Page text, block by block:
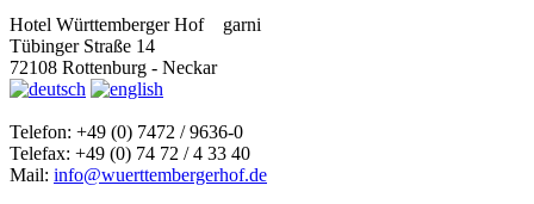
Hotel Württemberger Hof
garni
Tübinger Straße 14
72108 Rottenburg - Neckar
Telefon: +49 (0) 7472 / 9636-0
Telefax: +49 (0) 74 72 / 4 33 40
Mail: info@wuerttembergerhof.de